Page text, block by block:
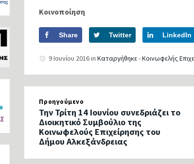
Κοινοποίηση
Share Twitter LinkedIn
9 Ιουνίου 2016inΚαταργήθηκε - Κοινωφελής
Προηγούμενο
Την Τρίτη 14 Ιουνίου συνεδριάζει το
Διοικητικό Συμβούλιο της
Κοινωφελούς Επιχείρησης του
Δήμου Αλκεξάνδρειας